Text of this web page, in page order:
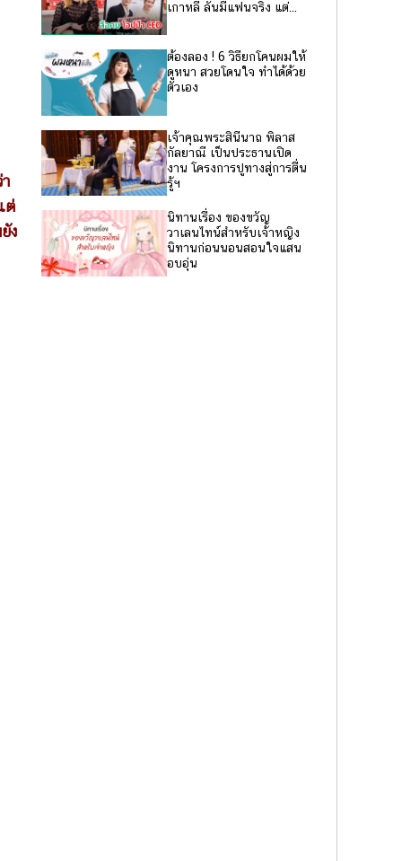
ต่
ง
เกาหลี ลั่นมีแฟนจริง แต่...
ต้องลอง ! 6 วิธียกโคนผมให้
ดูหนา สวยโดนใจ ทำได้ด้วย
ตัวเอง
เจ้าคุณพระสินีนาถ พิลาส
กัลยาณี เป็นประธานเปิด
งาน โครงการปูทางสู่การตื่น
รู้ฯ
นิทานเรื่อง ของขวัญ
วาเลนไทน์สำหรับเจ้าหญิง
นิทานก่อนนอนสอนใจแสน
อบอุ่น